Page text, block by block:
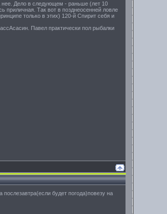
нее. Дело в следующем - раньше (лет 10
приличная. Так вот в позднеосенней ловле
только в этих) 120-й Спирит себя и
Павел практически пол рыбалки
будет погода)повезу на